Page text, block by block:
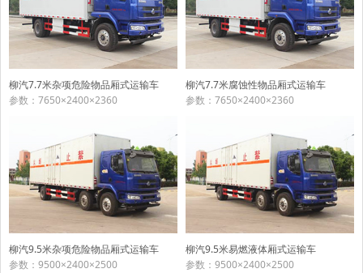
柳汽7.7米杂项危险物品厢式运输车
参数：7650×2400×2360
柳汽7.7米腐蚀性物品厢式运输车
参数：7650×2400×2360
柳汽9.5米杂项危险物品厢式运输车
参数：9500×2400×2500
柳汽9.5米易燃液体厢式运输车
参数：9500×2400×2500